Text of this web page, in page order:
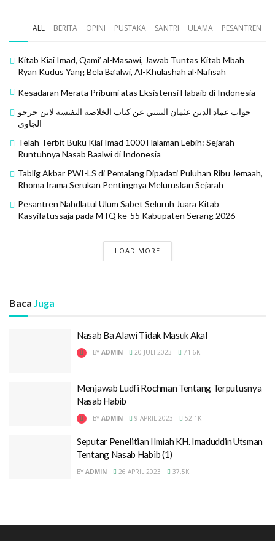
ALL BERITA OPINI PUSTAKA SANTRI ULAMA PESANTREN
Kitab Kiai Imad, Qami’ al-Masawi, Jawab Tuntas Kitab Mbah
Ryan Kudus Yang Bela Ba’alwi, Al-Khulashah al-Nafisah
Kesadaran Merata Pribumi atas Eksistensi Habaib di Indonesia
جواب عماد الدين عثمان البنتني عن كتاب الخلاصة النفيسة لابن حرجو
الجاوي
Telah Terbit Buku Kiai Imad 1000 Halaman Lebih: Sejarah
Runtuhnya Nasab Baalwi di Indonesia
Tablig Akbar PWI-LS di Pemalang Dipadati Puluhan Ribu Jemaah,
Rhoma Irama Serukan Pentingnya Meluruskan Sejarah
Pesantren Nahdlatul Ulum Sabet Seluruh Juara Kitab
Kasyifatussaja pada MTQ ke-55 Kabupaten Serang 2026
LOAD MORE
Baca Juga
Nasab Ba Alawi Tidak Masuk Akal
BY ADMIN 20 JULI 2023 71.6K
Menjawab Ludfi Rochman Tentang Terputusnya
Nasab Habib
BY ADMIN 9 APRIL 2023 52.1K
Seputar Penelitian Ilmiah KH. Imaduddin Utsman
Tentang Nasab Habib (1)
BY ADMIN 26 APRIL 2023 37.5K